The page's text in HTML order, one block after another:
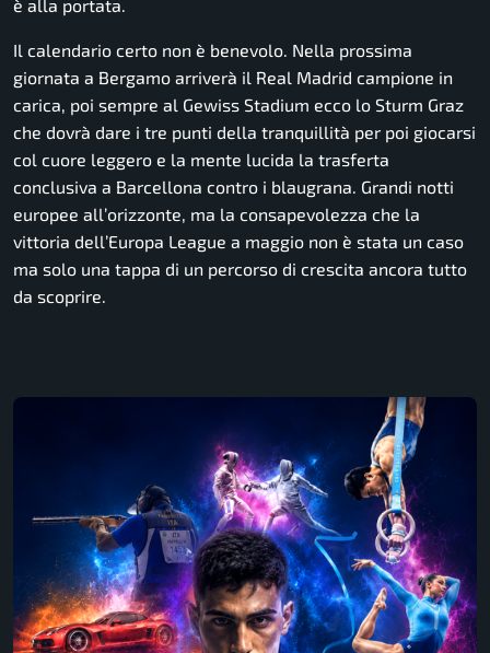
è alla portata.
Il calendario certo non è benevolo. Nella prossima
giornata a Bergamo arriverà il Real Madrid campione in
carica, poi sempre al Gewiss Stadium ecco lo Sturm Graz
che dovrà dare i tre punti della tranquillità per poi giocarsi
col cuore leggero e la mente lucida la trasferta
conclusiva a Barcellona contro i blaugrana. Grandi notti
europee all’orizzonte, ma la consapevolezza che la
vittoria dell’Europa League a maggio non è stata un caso
ma solo una tappa di un percorso di crescita ancora tutto
da scoprire.